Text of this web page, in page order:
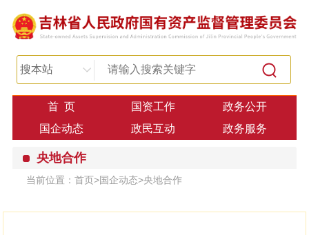
搜本站
首 页 国资工作
政务公开
国企动态
政民互动 政务服务
央地合作
当前位置： 首页>国企动态>央地合作